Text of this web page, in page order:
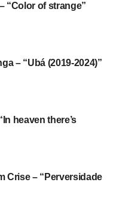
“Color of strange”
– “Ubá (2019-2024)”
heaven there’s
Crise – “Perversidade